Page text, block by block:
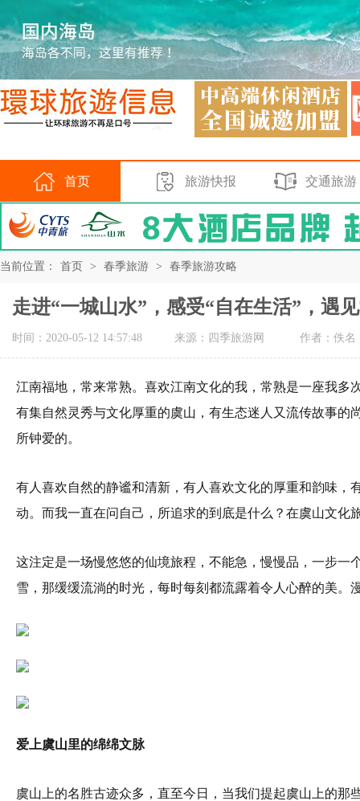
首页 旅游快报 交通旅游
当前位置： 首页 > 春季旅游 > 春季旅游攻略
走进“一城山水”，感受“自在生活”，遇
时间：2020-05-12 14:57:48 来源：四季旅游网 作者：佚名
江南福地，常来常熟。喜欢江南文化的我，常熟是一座我
有集自然灵秀与文化厚重的虞山，有生态迷人又流传故事
所钟爱的。
有人喜欢自然的静谧和清新，有人喜欢文化的厚重和韵味
动。而我一直在问自己，所追求的到底是什么？在虞山文化
这注定是一场慢悠悠的仙境旅程，不能急，慢慢品，一步
雪，那缓缓流淌的时光，每时每刻都流露着令人心醉的美。
爱上虞山里的绵绵文脉
虞山上的名胜古迹众多，直至今日，当我们提起虞山上的那